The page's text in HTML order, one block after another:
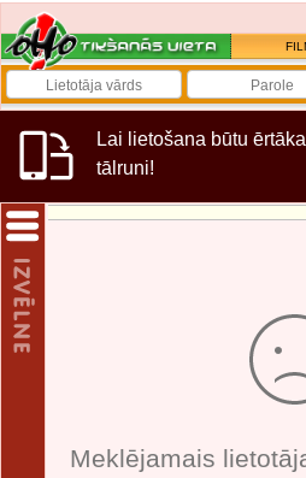
Lai lietošana būtu
tālruni!
Meklējamais